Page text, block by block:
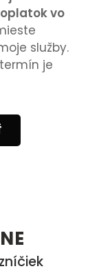
vo
služby.
je